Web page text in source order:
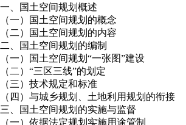
一、国土空间规划概述
（一）国土空间规划的概念
（二）国土空间规划的内容
二、国土空间规划的编制
（一）国土空间规划“一张图”建设
（二）“三区三线”的划定
（三）技术规定和标准
（四）与城乡规划、土地利用规划的衔接
三、国土空间规划的实施与监督
（一）依据法定规划实施用途管制